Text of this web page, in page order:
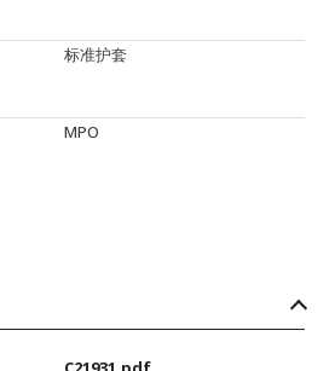
标准护套
MPO